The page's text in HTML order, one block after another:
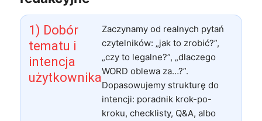
1) Dobór
tematu i
intencja
użytkownika
Zaczynamy od realnych pytań
czytelników: „jak to zrobić?”,
„czy to legalne?”, „dlaczego
WORD oblewa za…?”.
Dopasowujemy strukturę do
intencji: poradnik krok-po-
kroku, checklisty, Q&A, albo